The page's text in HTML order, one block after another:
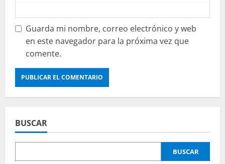
Guarda mi nombre, correo electrónico y web
en este navegador para la próxima vez que
comente.
BUSCAR
BUSCAR